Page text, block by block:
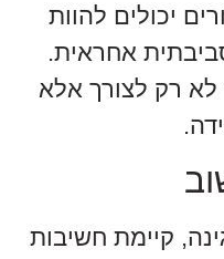
יכולים להוות
אחראית.
רק לצורך אלא
קיימת חשיבות